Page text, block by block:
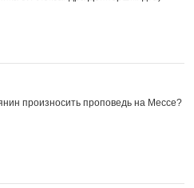
произносить проповедь на Мессе?